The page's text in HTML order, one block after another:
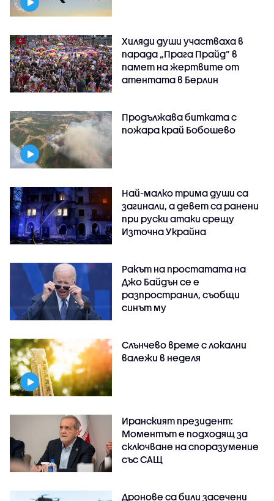
Хиляди души участваха в
парада „Прага Прайд“ в
памет на жертвите от
атентата в Берлин
Продължава битката с
пожара край Бобошево
Най-малко трима души са
загинали, а девет са ранени
при руски атаки срещу
Източна Украйна
Ракът на простатата на
Джо Байдън се е
разпространил, съобщи
синът му
Слънчево време с локални
валежи в неделя
Иранският президент:
Моментът е подходящ за
сключване на споразумение
със САЩ
Дронове са били засечени